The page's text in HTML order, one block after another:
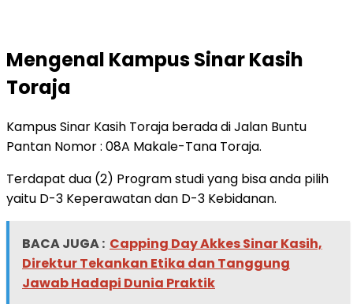
Mengenal Kampus Sinar Kasih
Toraja
Kampus Sinar Kasih Toraja berada di Jalan Buntu
Pantan Nomor : 08A Makale-Tana Toraja.
Terdapat dua (2) Program studi yang bisa anda pilih
yaitu D-3 Keperawatan dan D-3 Kebidanan.
BACA JUGA : Capping Day Akkes Sinar Kasih,
Direktur Tekankan Etika dan Tanggung
Jawab Hadapi Dunia Praktik